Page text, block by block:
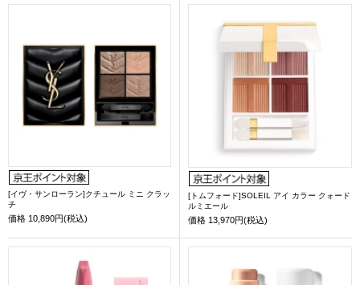
[イヴ・サンローラン]クチュール ミニ クラッ
チ
価格 10,890円(税込)
[トムフォード]SOLEIL アイ カラー クォード
ルミエール
価格 13,970円(税込)